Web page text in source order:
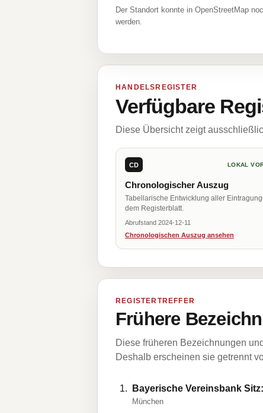
Der Standort konnte in OpenStreetMap
werden.
HANDELSREGISTER
Verfügbare
Diese Übersicht zeigt
CD LOKAL
Chronologischer Auszug
Tabellarische Entwicklung aller
dem Registerblatt.
Abrufstand 2024-12-11
Chronologischen Auszug ansehen
REGISTERTREFFER
Frühere
Diese früheren Bezeichnungen
Deshalb erscheinen sie getrennt
Bayerische Vereinsbank
München